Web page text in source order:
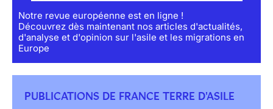
Notre revue européenne est en ligne !
Découvrez dès maintenant nos articles d'actualités,
d'analyse et d'opinion sur l'asile et les migrations en
Europe
PUBLICATIONS DE FRANCE TERRE D'ASILE